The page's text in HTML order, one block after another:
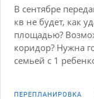
В сентябре
кв не будет, как
площадью?
коридор? Нужна
семьей с 1
ПЕРЕПЛАНИРОВКА